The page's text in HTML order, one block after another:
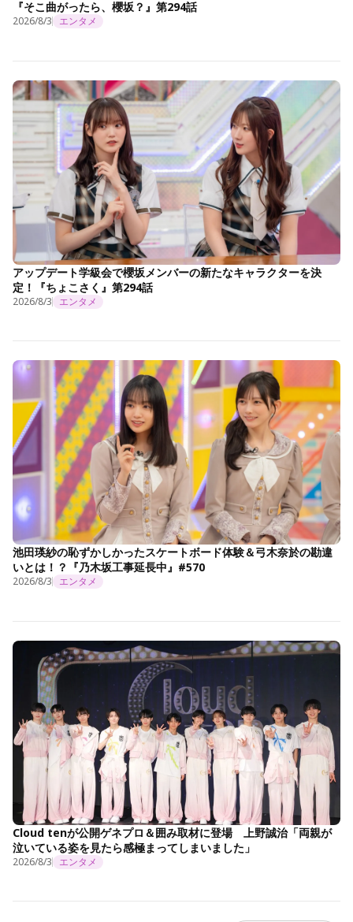
『そこ曲がったら、櫻坂？』第294話
2026/8/3 エンタメ
アップデート学級会で櫻坂メンバーの新たなキャラクターを決
定！『ちょこさく』第294話
2026/8/3 エンタメ
池田瑛紗の恥ずかしかったスケートボード体験＆弓木奈於の勘違
いとは！？『乃木坂工事延長中』#570
2026/8/3 エンタメ
Cloud tenが公開ゲネプロ＆囲み取材に登場 上野誠治「両親が
泣いている姿を見たら感極まってしまいました」
2026/8/3 エンタメ